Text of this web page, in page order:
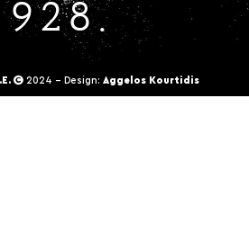
2024 - Design: Aggelos Kourtidis